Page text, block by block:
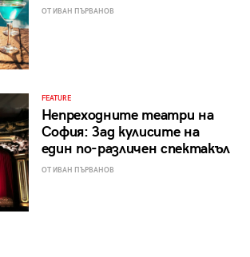
ОТ ИВАН ПЪРВАНОВ
FEATURE
Непреходните театри на
София: Зад кулисите на
един по-различен спектакъл
ОТ ИВАН ПЪРВАНОВ